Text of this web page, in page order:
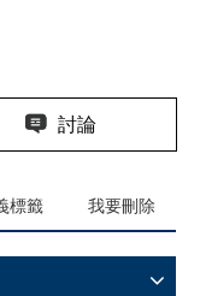
討論
標籤 我要刪除